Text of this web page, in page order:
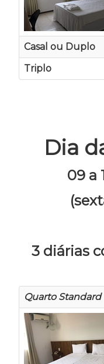
Casal ou Duplo
Triplo
Dia
09 a
3 diárias
Quarto Standard